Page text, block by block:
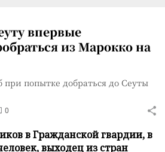
впервые
из Марокко на
при попытке добраться до Сеуты
0
в Гражданской гвардии, в
выходец из стран